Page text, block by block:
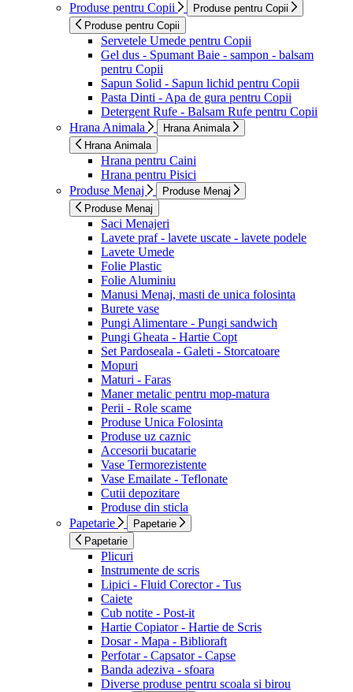
Produse pentru Copii
Produse pentru Copii
Produse pentru Copii
Servetele Umede pentru Copii
Gel dus - Spumant Baie - sampon - balsam
pentru Copii
Sapun Solid - Sapun lichid pentru Copii
Pasta Dinti - Apa de gura pentru Copii
Detergent Rufe - Balsam Rufe pentru Copii
Hrana Animala
Hrana Animala
Hrana Animala
Hrana pentru Caini
Hrana pentru Pisici
Produse Menaj
Produse Menaj
Produse Menaj
Saci Menajeri
Lavete praf - lavete uscate - lavete podele
Lavete Umede
Folie Plastic
Folie Aluminiu
Manusi Menaj, masti de unica folosinta
Burete vase
Pungi Alimentare - Pungi sandwich
Pungi Gheata - Hartie Copt
Set Pardoseala - Galeti - Storcatoare
Mopuri
Maturi - Faras
Maner metalic pentru mop-matura
Perii - Role scame
Produse Unica Folosinta
Produse uz caznic
Accesorii bucatarie
Vase Termorezistente
Vase Emailate - Teflonate
Cutii depozitare
Produse din sticla
Papetarie
Papetarie
Papetarie
Plicuri
Instrumente de scris
Lipici - Fluid Corector - Tus
Caiete
Cub notite - Post-it
Hartie Copiator - Hartie de Scris
Dosar - Mapa - Biblioraft
Perfotar - Capsator - Capse
Banda adeziva - sfoara
Diverse produse pentru scoala si birou